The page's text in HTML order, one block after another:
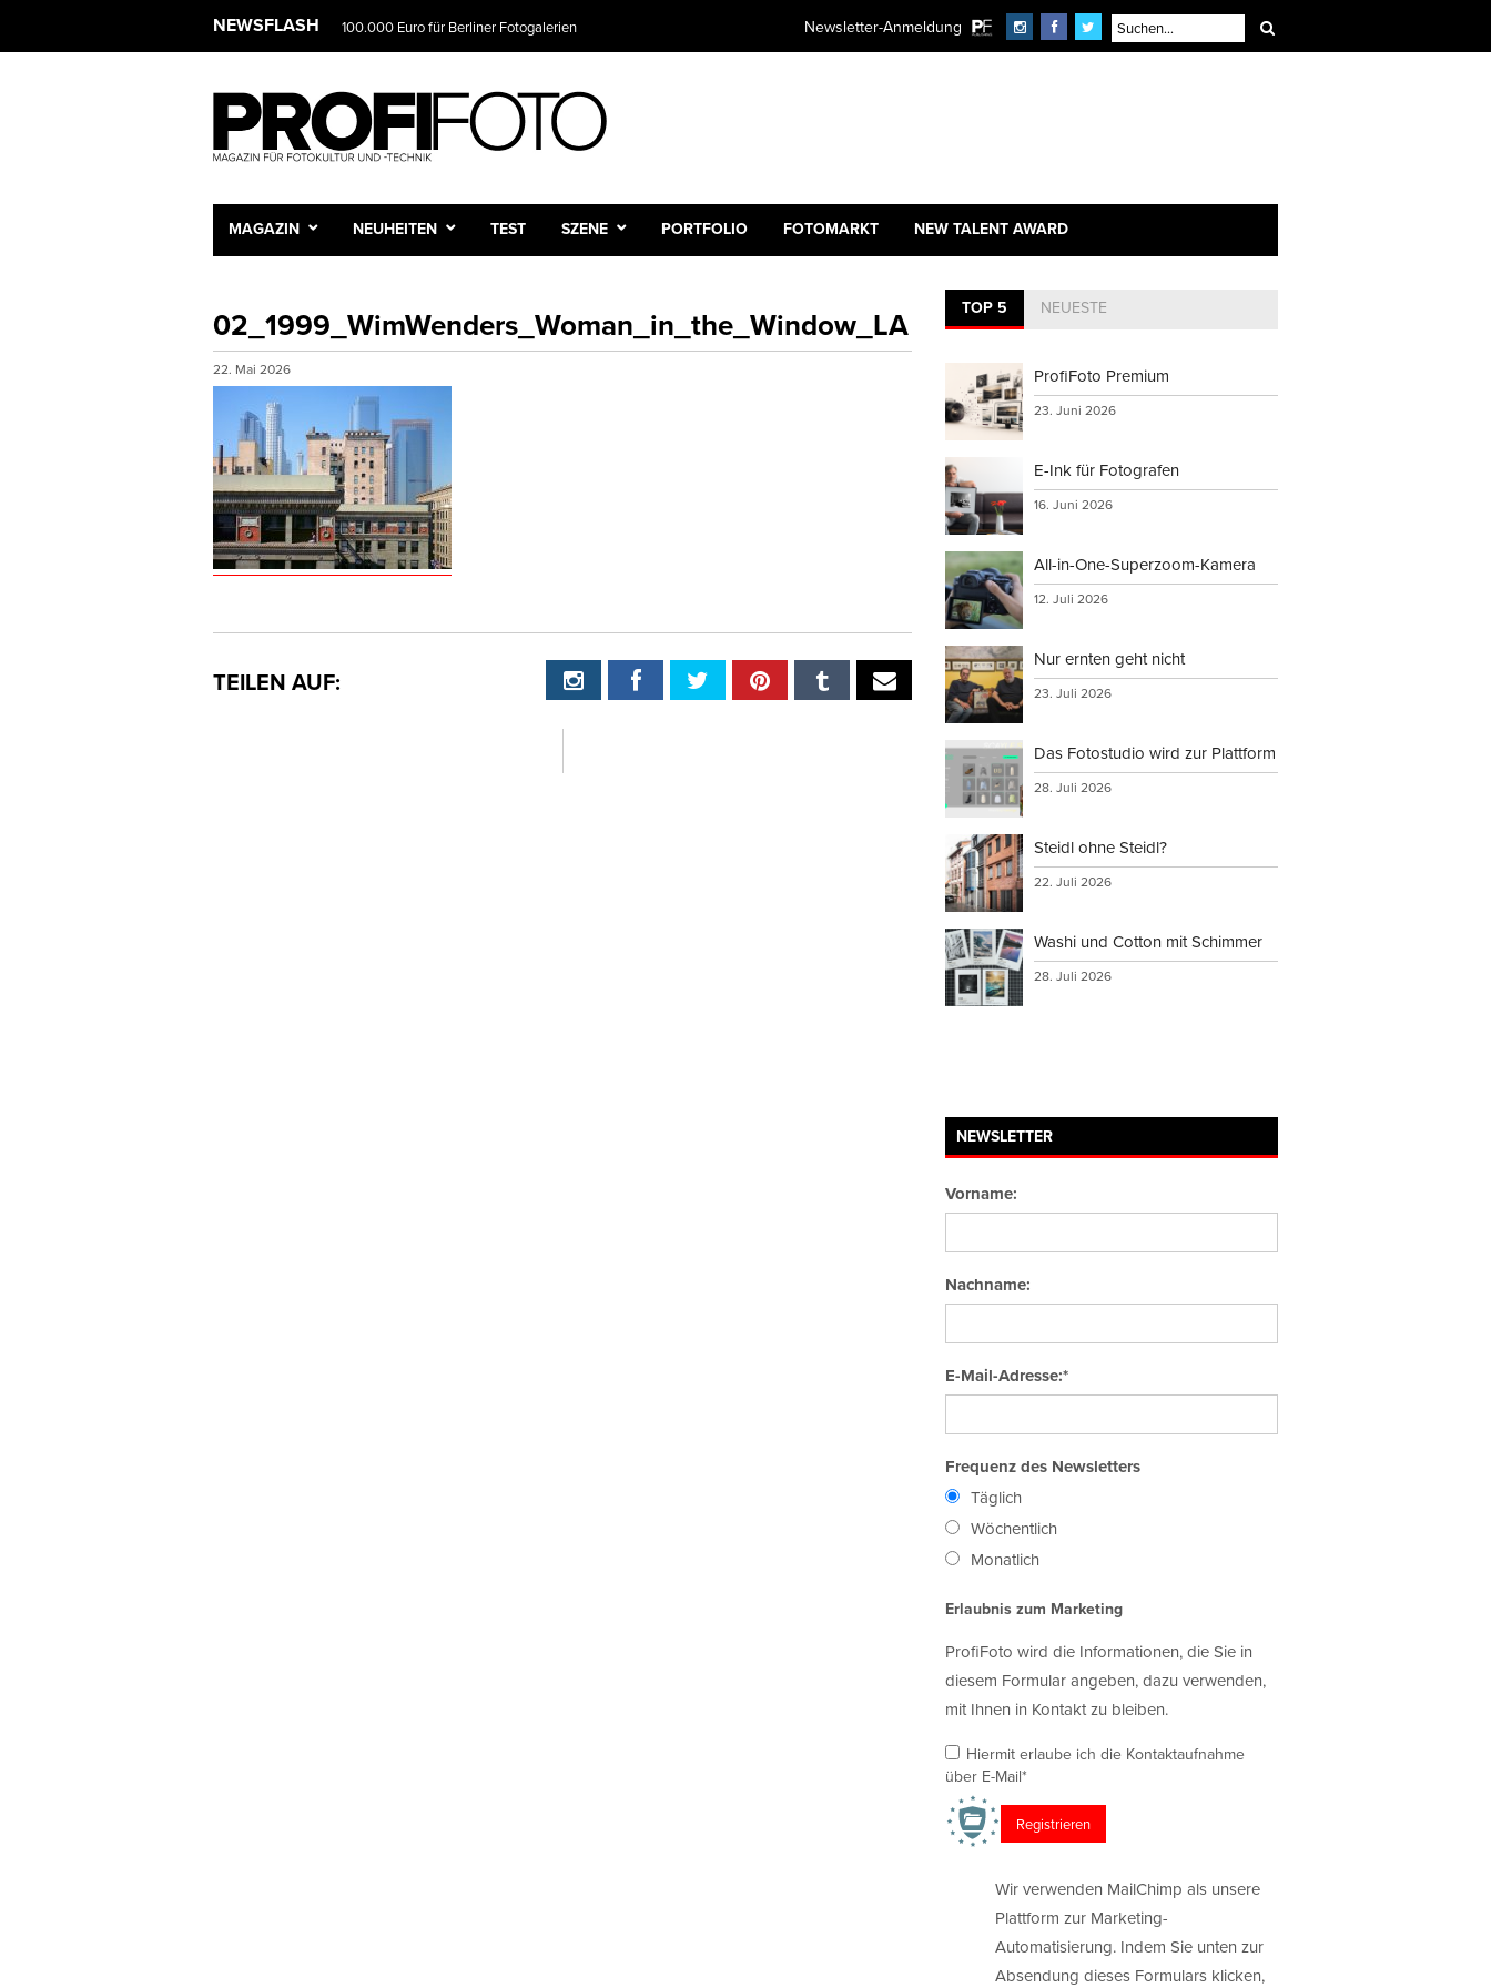
NEWSFLASH 100.000 Euro für Berliner Fotogalerien Newsletter-Anmeldung
MAGAZIN NEUHEITEN TEST SZENE PORTFOLIO FOTOMARKT NEW TALENT AWARD
02_1999_WimWenders_Woman_in_the_Window_LA
22. Mai 2026
TEILEN AUF:
TOP 5 NEUESTE
ProfiFoto Premium
23. Juni 2026
E-Ink für Fotografen
16. Juni 2026
All-in-One-Superzoom-Kamera
12. Juli 2026
Nur ernten geht nicht
23. Juli 2026
Das Fotostudio wird zur Plattform
28. Juli 2026
Steidl ohne Steidl?
22. Juli 2026
Washi und Cotton mit Schimmer
28. Juli 2026
NEWSLETTER
Vorname:
Nachname:
E-Mail-Adresse:*
Frequenz des Newsletters
Täglich
Wöchentlich
Monatlich
Erlaubnis zum Marketing
ProfiFoto wird die Informationen, die Sie in
diesem Formular angeben, dazu verwenden,
mit Ihnen in Kontakt zu bleiben.
Hiermit erlaube ich die Kontaktaufnahme
über E-Mail*
Wir verwenden MailChimp als unsere
Plattform zur Marketing-
Automatisierung. Indem Sie unten zur
Absendung dieses Formulars klicken,